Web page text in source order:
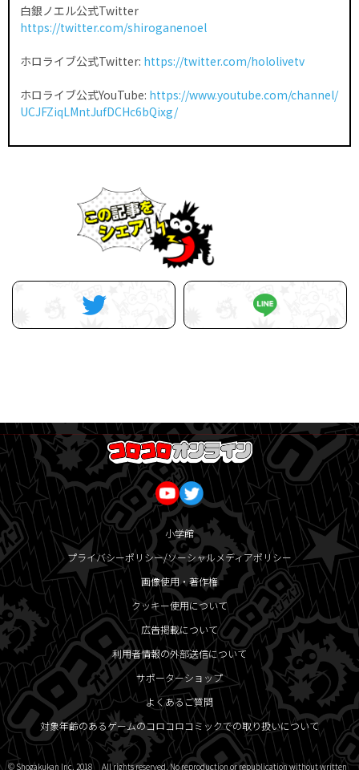
白銀ノエル公式Twitter
https://twitter.com/shiroganenoel
ホロライブ公式Twitter: https://twitter.com/hololivetv
ホロライブ公式YouTube: https://www.youtube.com/channel/
UCJFZiqLMntJufDCHc6bQixg/
小学館
プライバシーポリシー/ソーシャルメディアポリシー
画像使用・著作権
クッキー使用について
広告掲載について
利用者情報の外部送信について
サポーターショップ
よくあるご質問
対象年齢のあるゲームのコロコロコミックでの取り扱いについて
© Shogakukan Inc. 2018 All rights reserved. No reproduction or republication without written